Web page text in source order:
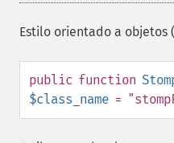
Estilo orientado a objetos
public function
$class_name =